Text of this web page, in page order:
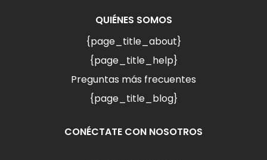
QUIÉNES SOMOS
{page_title_about}
{page_title_help}
Preguntas más frecuentes
{page_title_blog}
CONÉCTATE CON NOSOTROS